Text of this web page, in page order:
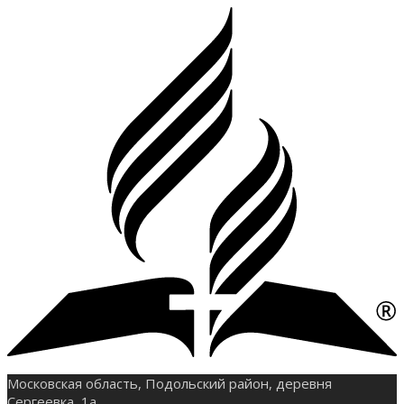
Московская область, Подольский район, деревня